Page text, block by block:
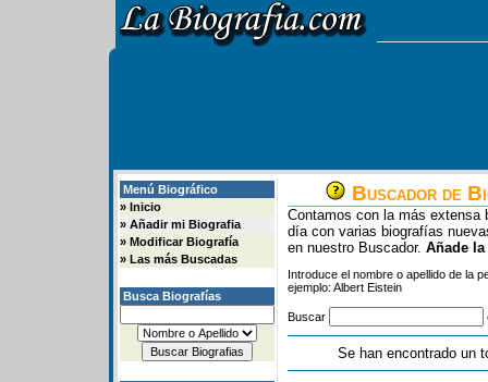
Menú Biográfico
» Inicio
» Añadir mi Biografia
» Modificar Biografía
» Las más Buscadas
Busca Biografías
Buscador de
Contamos con la más extensa
día con varias biografías
en nuestro Buscador. Añade
Introduce el nombre o apellido de la
ejemplo: Albert Eistein
Buscar
Se han encontrado un